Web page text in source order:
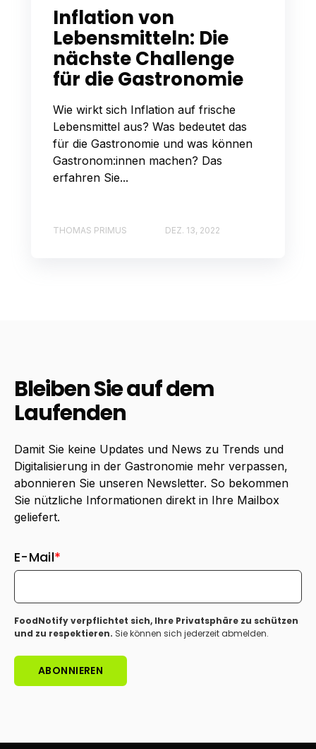
Inflation von
Lebensmitteln: Die
nächste Challenge
für die Gastronomie
Wie wirkt sich Inflation auf frische
Lebensmittel aus? Was bedeutet das
für die Gastronomie und was können
Gastronom:innen machen? Das
erfahren Sie...
THOMAS PRIMUS DEZ. 13, 2022
Bleiben Sie auf dem
Laufenden
Damit Sie keine Updates und News zu Trends und
Digitalisierung in der Gastronomie mehr verpassen,
abonnieren Sie unseren Newsletter. So bekommen
Sie nützliche Informationen direkt in Ihre Mailbox
geliefert.
E-Mail*
FoodNotify verpflichtet sich, Ihre Privatsphäre zu schützen
und zu respektieren. Sie können sich jederzeit abmelden.